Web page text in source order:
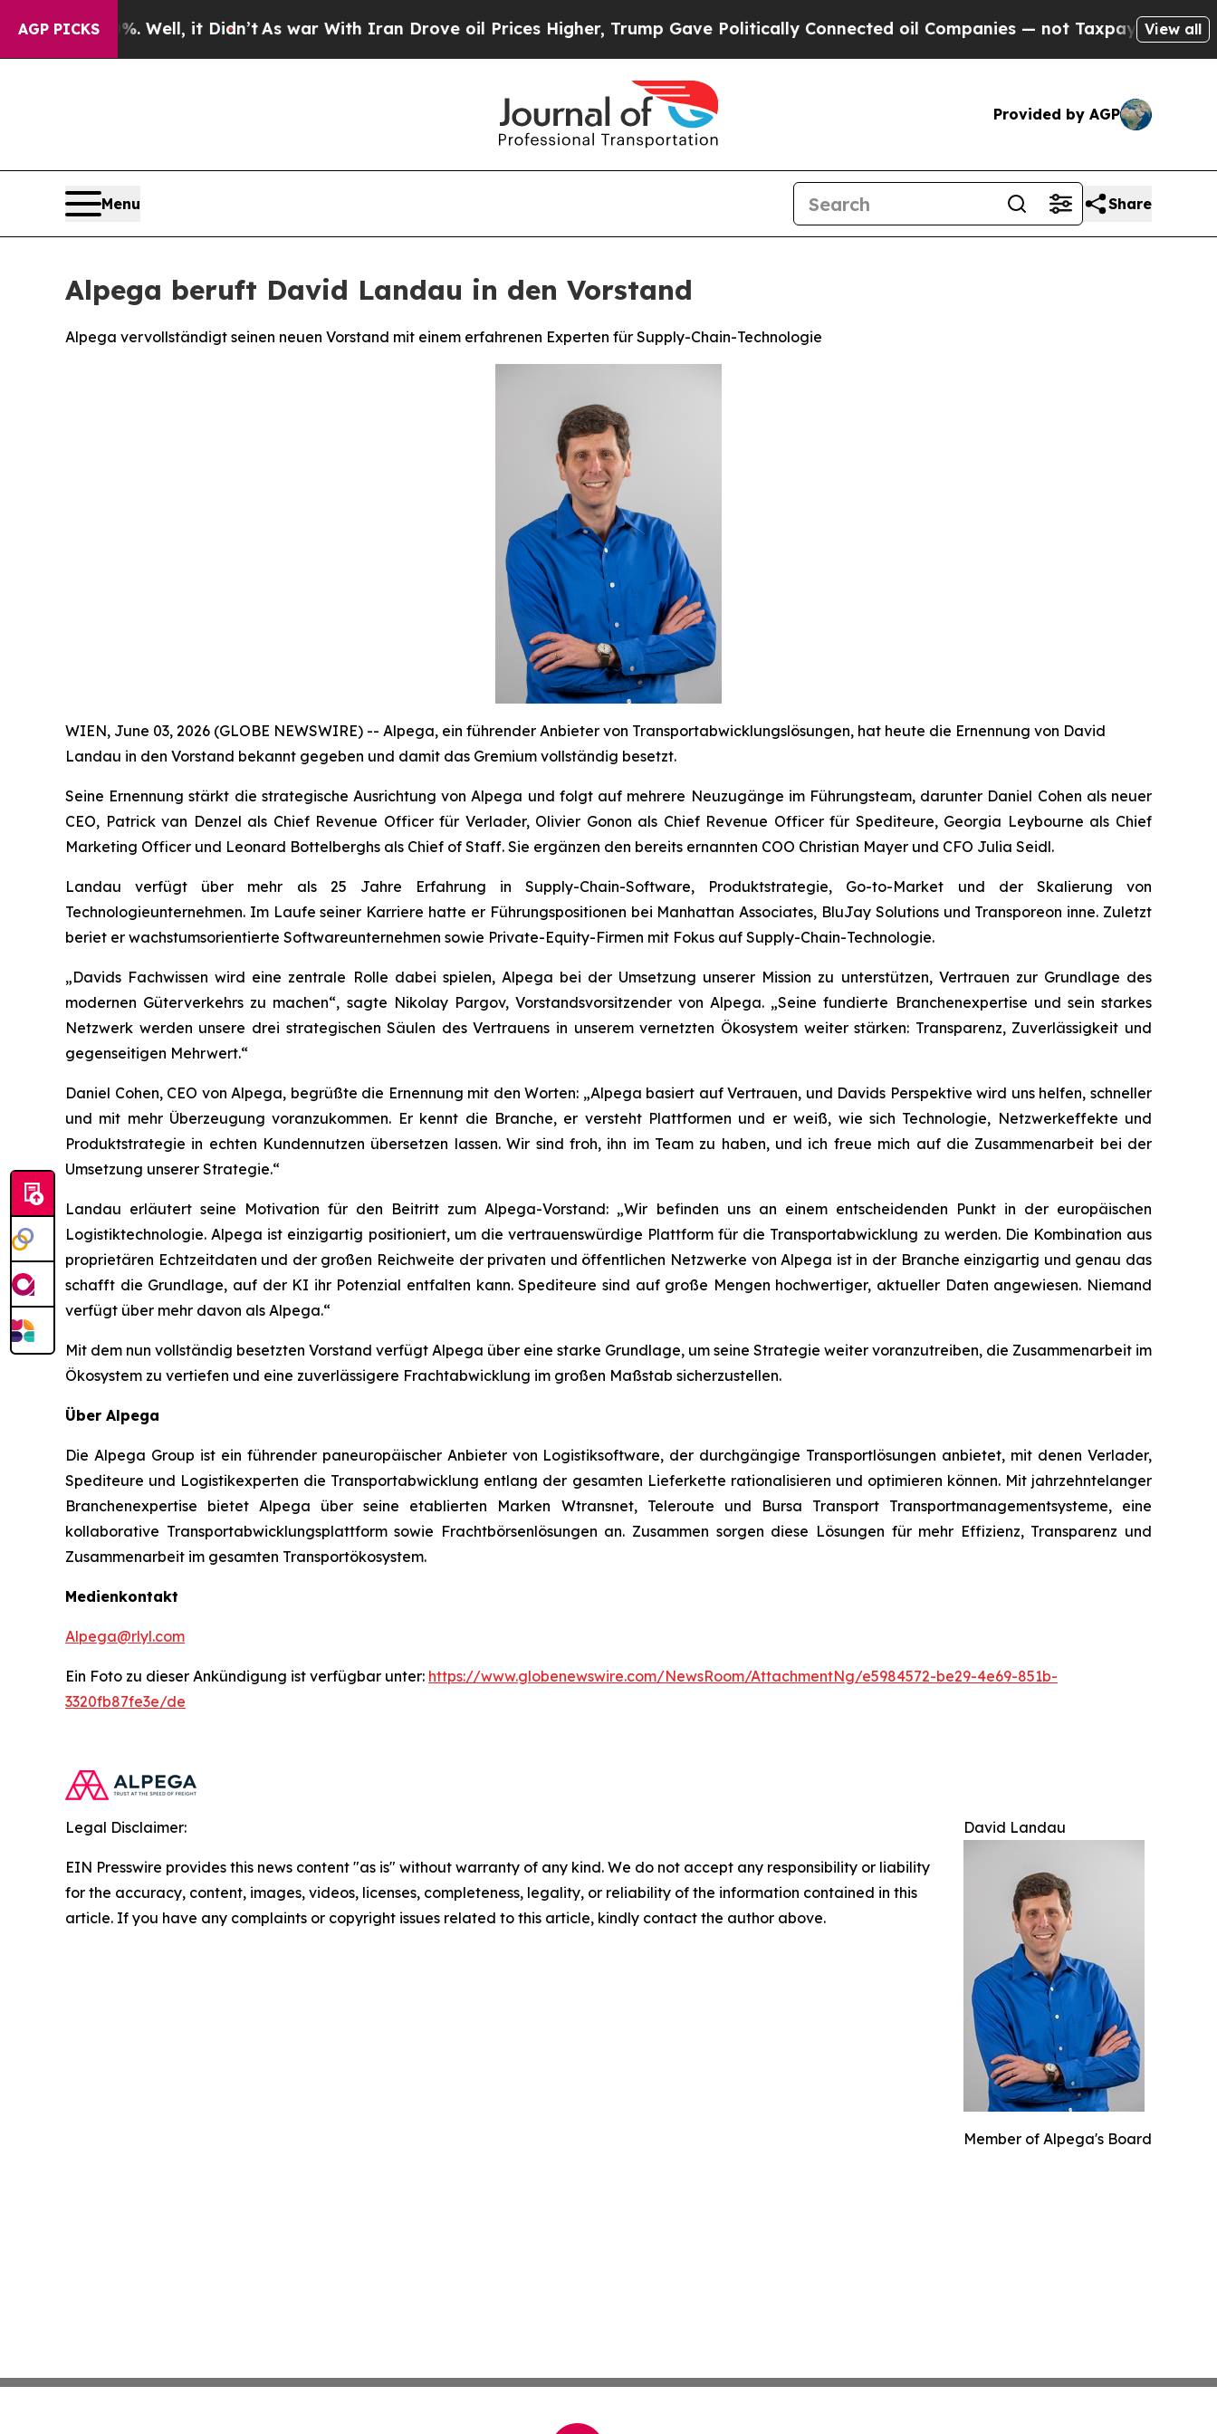
AGP PICKS
40%. Well, it Didn’tAs war With Iran Drove oil Prices Higher, Trump Gave Politically Connected oil Companies — not Taxpayers — the Chance
View all
Provided by AGP
Menu Share
Alpega beruft David Landau in den Vorstand
Alpega vervollständigt seinen neuen Vorstand mit einem erfahrenen Experten für Supply-Chain-Technologie
WIEN, June 03, 2026 (GLOBE NEWSWIRE) -- Alpega, ein führender Anbieter von Transportabwicklungslösungen, hat heute die Ernennung von David
Landau in den Vorstand bekannt gegeben und damit das Gremium vollständig besetzt.
Seine Ernennung stärkt die strategische Ausrichtung von Alpega und folgt auf mehrere Neuzugänge im Führungsteam, darunter Daniel Cohen als neuer
CEO, Patrick van Denzel als Chief Revenue Officer für Verlader, Olivier Gonon als Chief Revenue Officer für Spediteure, Georgia Leybourne als Chief
Marketing Officer und Leonard Bottelberghs als Chief of Staff. Sie ergänzen den bereits ernannten COO Christian Mayer und CFO Julia Seidl.
Landau verfügt über mehr als 25 Jahre Erfahrung in Supply-Chain-Software, Produktstrategie, Go-to-Market und der Skalierung von
Technologieunternehmen. Im Laufe seiner Karriere hatte er Führungspositionen bei Manhattan Associates, BluJay Solutions und Transporeon inne. Zuletzt
beriet er wachstumsorientierte Softwareunternehmen sowie Private-Equity-Firmen mit Fokus auf Supply-Chain-Technologie.
„Davids Fachwissen wird eine zentrale Rolle dabei spielen, Alpega bei der Umsetzung unserer Mission zu unterstützen, Vertrauen zur Grundlage des
modernen Güterverkehrs zu machen“, sagte Nikolay Pargov, Vorstandsvorsitzender von Alpega. „Seine fundierte Branchenexpertise und sein starkes
Netzwerk werden unsere drei strategischen Säulen des Vertrauens in unserem vernetzten Ökosystem weiter stärken: Transparenz, Zuverlässigkeit und
gegenseitigen Mehrwert.“
Daniel Cohen, CEO von Alpega, begrüßte die Ernennung mit den Worten: „Alpega basiert auf Vertrauen, und Davids Perspektive wird uns helfen, schneller
und mit mehr Überzeugung voranzukommen. Er kennt die Branche, er versteht Plattformen und er weiß, wie sich Technologie, Netzwerkeffekte und
Produktstrategie in echten Kundennutzen übersetzen lassen. Wir sind froh, ihn im Team zu haben, und ich freue mich auf die Zusammenarbeit bei der
Umsetzung unserer Strategie.“
Landau erläutert seine Motivation für den Beitritt zum Alpega-Vorstand: „Wir befinden uns an einem entscheidenden Punkt in der europäischen
Logistiktechnologie. Alpega ist einzigartig positioniert, um die vertrauenswürdige Plattform für die Transportabwicklung zu werden. Die Kombination aus
proprietären Echtzeitdaten und der großen Reichweite der privaten und öffentlichen Netzwerke von Alpega ist in der Branche einzigartig und genau das
schafft die Grundlage, auf der KI ihr Potenzial entfalten kann. Spediteure sind auf große Mengen hochwertiger, aktueller Daten angewiesen. Niemand
verfügt über mehr davon als Alpega.“
Mit dem nun vollständig besetzten Vorstand verfügt Alpega über eine starke Grundlage, um seine Strategie weiter voranzutreiben, die Zusammenarbeit im
Ökosystem zu vertiefen und eine zuverlässigere Frachtabwicklung im großen Maßstab sicherzustellen.
Über Alpega
Die Alpega Group ist ein führender paneuropäischer Anbieter von Logistiksoftware, der durchgängige Transportlösungen anbietet, mit denen Verlader,
Spediteure und Logistikexperten die Transportabwicklung entlang der gesamten Lieferkette rationalisieren und optimieren können. Mit jahrzehntelanger
Branchenexpertise bietet Alpega über seine etablierten Marken Wtransnet, Teleroute und Bursa Transport Transportmanagementsysteme, eine
kollaborative Transportabwicklungsplattform sowie Frachtbörsenlösungen an. Zusammen sorgen diese Lösungen für mehr Effizienz, Transparenz und
Zusammenarbeit im gesamten Transportökosystem.
Medienkontakt
Alpega@rlyl.com
Ein Foto zu dieser Ankündigung ist verfügbar unter: https://www.globenewswire.com/NewsRoom/AttachmentNg/e5984572-be29-4e69-851b-
3320fb87fe3e/de
David Landau
Member of Alpega's Board
Legal Disclaimer:
EIN Presswire provides this news content "as is" without warranty of any kind. We do not accept any responsibility or liability
for the accuracy, content, images, videos, licenses, completeness, legality, or reliability of the information contained in this
article. If you have any complaints or copyright issues related to this article, kindly contact the author above.